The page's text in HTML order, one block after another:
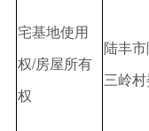
宅基地使用
权/房屋所有
权
陆丰
三岭